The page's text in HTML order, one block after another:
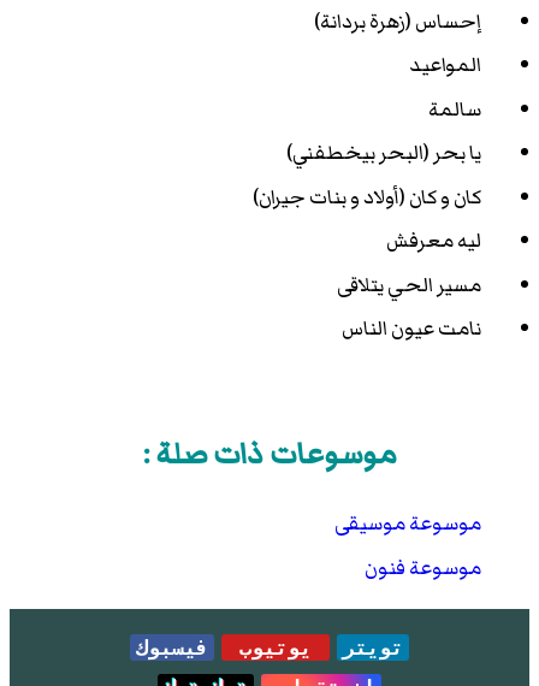
إحساس (زهرة بردانة)
المواعيد
سالمة
يا بحر (البحر بيخطفني)
كان و كان (أولاد و بنات جيران)
ليه معرفش
مسير الحي يتلاقى
نامت عيون الناس
موسوعات ذات صلة :
موسوعة موسيقى
موسوعة فنون
تويتر يوتيوب
فيسبوك